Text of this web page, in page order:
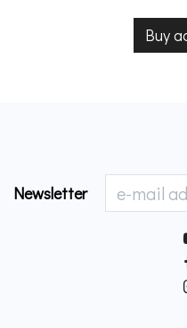
Buy
Newsletter